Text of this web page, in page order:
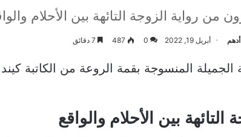
من رواية الزوجة التائهة بين الأحلام
أبريل 19, 2022 0
487
المنسوجة بقمة الروعة من الكاتبة
بين الأحلام والواقع